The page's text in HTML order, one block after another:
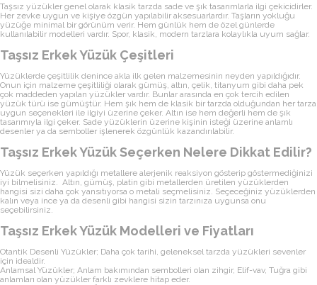
Taşsız yüzükler genel olarak klasik tarzda sade ve şık tasarımlarla ilgi çekicidirler.
Her zevke uygun ve kişiye özgün yapılabilir aksesuarlardır. Taşların yokluğu
yüzüğe minimal bir görünüm verir. Hem günlük hem de özel günlerde
kullanılabilir modelleri vardır. Spor, klasik, modern tarzlara kolaylıkla uyum sağlar.
Taşsız Erkek Yüzük Çeşitleri
Yüzüklerde çeşitlilik denince akla ilk gelen malzemesinin neyden yapıldığıdır.
Onun için malzeme çeşitliliği olarak gümüş, altın, çelik, titanyum gibi daha pek
çok maddeden yapılan yüzükler vardır. Bunlar arasında en çok tercih edilen
yüzük türü ise gümüştür. Hem şık hem de klasik bir tarzda olduğundan her tarza
uygun seçenekleri ile ilgiyi üzerine çeker. Altın ise hem değerli hem de şık
tasarımıyla ilgi çeker. Sade yüzüklerin üzerine kişinin isteği üzerine anlamlı
desenler ya da semboller işlenerek özgünlük kazandırılabilir.
Taşsız Erkek Yüzük Seçerken Nelere Dikkat Edilir?
Yüzük seçerken yapıldığı metallere alerjenik reaksiyon gösterip göstermediğinizi
iyi bilmelisiniz. Altın, gümüş, platin gibi metallerden üretilen yüzüklerden
hangisi sizi daha çok yansıtıyorsa o metali seçmelisiniz. Seçeceğiniz yüzüklerden
kalın veya ince ya da desenli gibi hangisi sizin tarzınıza uygunsa onu
seçebilirsiniz.
Taşsız Erkek Yüzük Modelleri ve Fiyatları
Otantik Desenli Yüzükler; Daha çok tarihi, geleneksel tarzda yüzükleri sevenler
için idealdir.
Anlamsal Yüzükler; Anlam bakımından sembolleri olan zihgir, Elif-vav, Tuğra gibi
anlamları olan yüzükler farklı zevklere hitap eder.